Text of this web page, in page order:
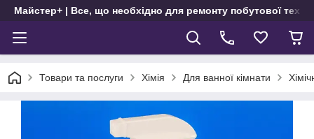
Майстер+ | Все, що необхідно для ремонту побутової
Товари та послуги Хімія Для ванної кімнати